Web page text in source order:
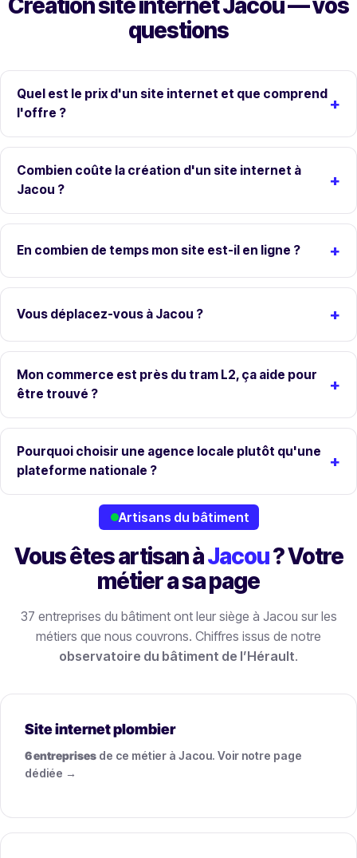
Création site internet Jacou — vos
questions
Quel est le prix d'un site internet et que comprend
l'offre ?
Combien coûte la création d'un site internet à
Jacou ?
En combien de temps mon site est-il en ligne ?
Vous déplacez-vous à Jacou ?
Mon commerce est près du tram L2, ça aide pour
être trouvé ?
Pourquoi choisir une agence locale plutôt qu'une
plateforme nationale ?
Artisans du bâtiment
Vous êtes artisan àJacou? Votre
métier a sa page
37 entreprises du bâtiment ont leur siège à Jacou sur les
métiers que nous couvrons. Chiffres issus de notre
observatoire du bâtiment de l’Hérault.
Site internet plombier
6 entreprises de ce métier à Jacou. Voir notre page
dédiée →